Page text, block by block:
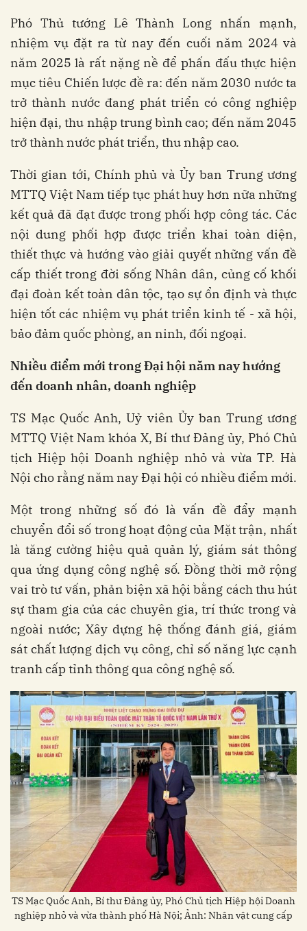
Phó Thủ tướng Lê Thành Long nhấn mạnh,
nhiệm vụ đặt ra từ nay đến cuối năm 2024 và
năm 2025 là rất nặng nề để phấn đấu thực hiện
mục tiêu Chiến lược đề ra: đến năm 2030 nước ta
trở thành nước đang phát triển có công nghiệp
hiện đại, thu nhập trung bình cao; đến năm 2045
trở thành nước phát triển, thu nhập cao.
Thời gian tới, Chính phủ và Ủy ban Trung ương
MTTQ Việt Nam tiếp tục phát huy hơn nữa những
kết quả đã đạt được trong phối hợp công tác. Các
nội dung phối hợp được triển khai toàn diện,
thiết thực và hướng vào giải quyết những vấn đề
cấp thiết trong đời sống Nhân dân, củng cố khối
đại đoàn kết toàn dân tộc, tạo sự ổn định và thực
hiện tốt các nhiệm vụ phát triển kinh tế - xã hội,
bảo đảm quốc phòng, an ninh, đối ngoại.
Nhiều điểm mới trong Đại hội năm nay hướng
đến doanh nhân, doanh nghiệp
TS Mạc Quốc Anh, Uỷ viên Ủy ban Trung ương
MTTQ Việt Nam khóa X, Bí thư Đảng ủy, Phó Chủ
tịch Hiệp hội Doanh nghiệp nhỏ và vừa TP. Hà
Nội cho rằng năm nay Đại hội có nhiều điểm mới.
Một trong những số đó là vấn đề đẩy mạnh
chuyển đổi số trong hoạt động của Mặt trận, nhất
là tăng cường hiệu quả quản lý, giám sát thông
qua ứng dụng công nghệ số. Đồng thời mở rộng
vai trò tư vấn, phản biện xã hội bằng cách thu hút
sự tham gia của các chuyên gia, trí thức trong và
ngoài nước; Xây dựng hệ thống đánh giá, giám
sát chất lượng dịch vụ công, chỉ số năng lực cạnh
tranh cấp tỉnh thông qua công nghệ số.
TS Mạc Quốc Anh, Bí thư Đảng ủy, Phó Chủ tịch Hiệp hội Doanh
nghiệp nhỏ và vừa thành phố Hà Nội; Ảnh: Nhân vật cung cấp